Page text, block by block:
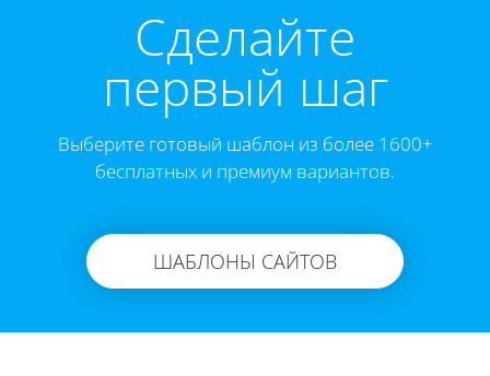
Cделайте
первый шаг
Выберите готовый шаблон из более 1600+
бесплатных и премиум вариантов.
ШАБЛОНЫ САЙТОВ